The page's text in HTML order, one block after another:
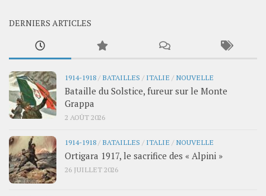
DERNIERS ARTICLES
1914-1918 / BATAILLES / ITALIE / NOUVELLE
Bataille du Solstice, fureur sur le Monte
Grappa
2 AOÛT 2026
1914-1918 / BATAILLES / ITALIE / NOUVELLE
Ortigara 1917, le sacrifice des « Alpini »
26 JUILLET 2026